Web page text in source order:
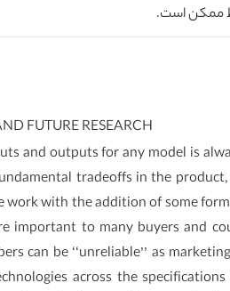
FUTURE RESEARCH
and outputs for any model is
tradeoffs in the
work with the addition of some
important to many buyers and
can be ‘‘unreliable’’ as
across the